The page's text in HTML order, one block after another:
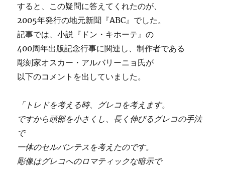
すると、この疑問に答えてくれたのが、
2005年発行の地元新聞『ABC』でした。
記事では、小説『ドン・キホーテ』の
400周年出版記念行事に関連し、制作者である
彫刻家オスカー・アルバリーニョ氏が
以下のコメントを出していました。
「トレドを考える時、グレコを考えます。
ですから頭部を小さくし、長く伸びるグレコの手法
で
一体のセルバンテスを考えたのです。
彫像はグレコへのロマティックな暗示で